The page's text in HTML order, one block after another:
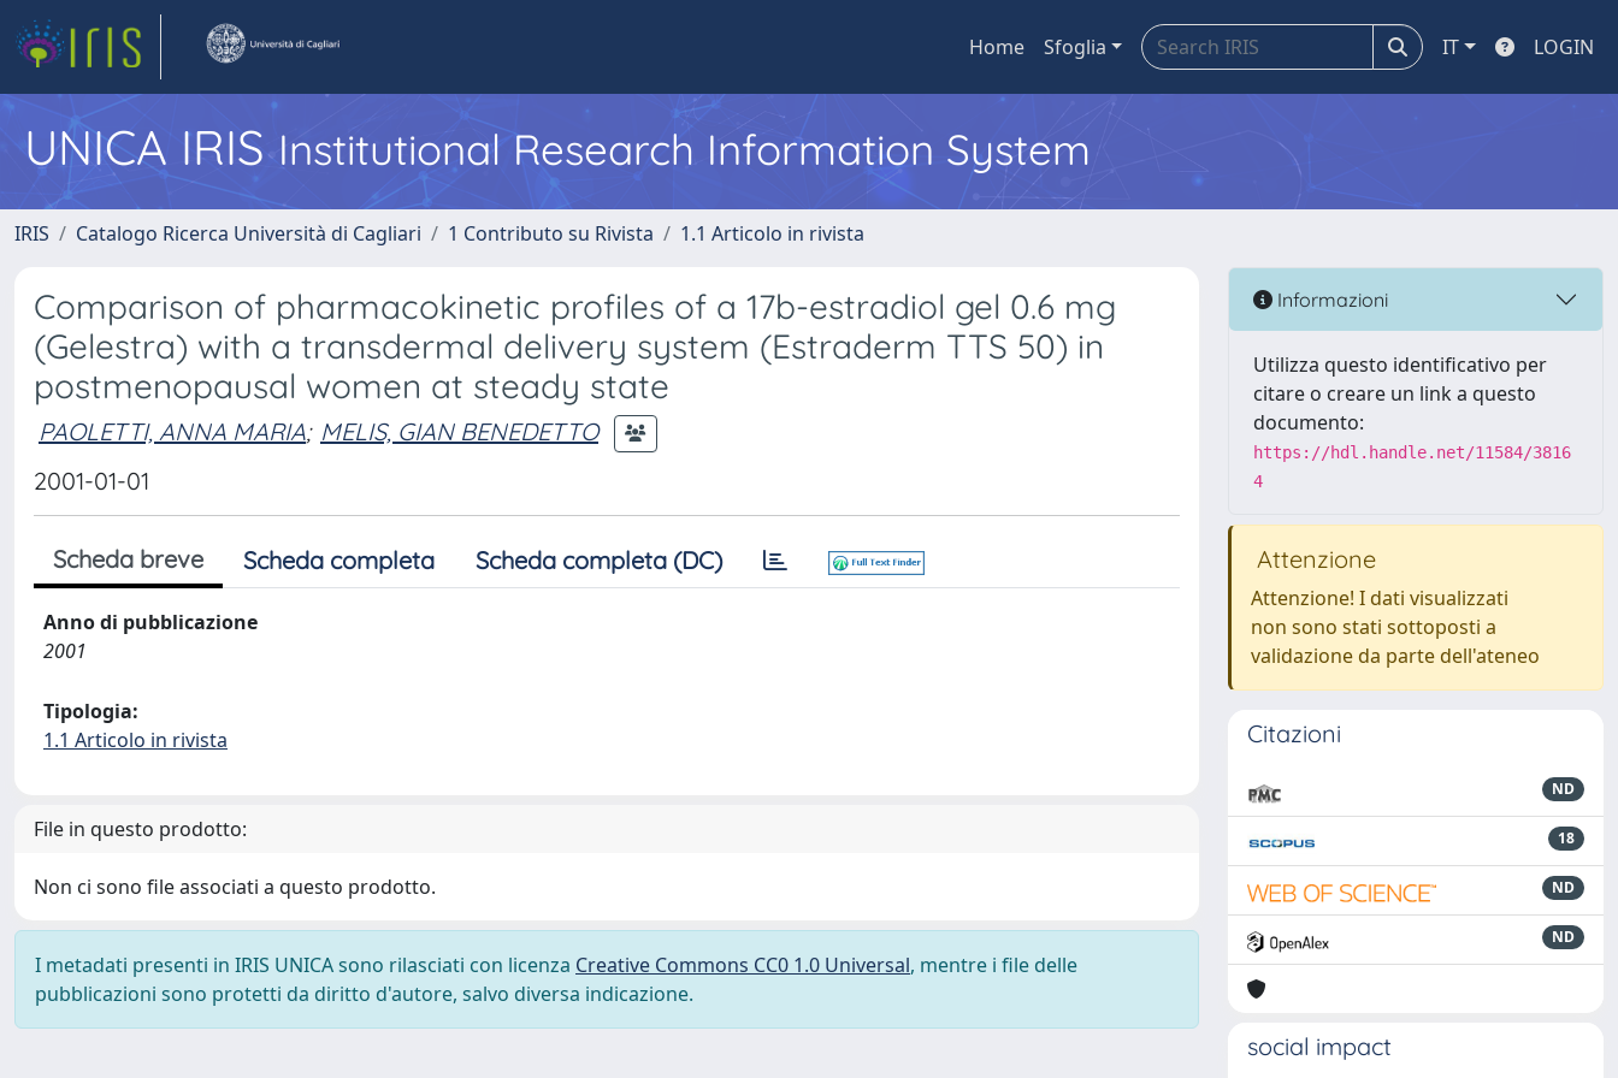
Home Sfoglia IT LOGIN
UNICA IRISInstitutional Research Information System
IRIS Catalogo Ricerca Università di Cagliari 1 Contributo su Rivista 1.1 Articolo in rivista
Comparison of pharmacokinetic profiles of a 17b-estradiol gel 0.6 mg
(Gelestra) with a transdermal delivery system (Estraderm TTS 50) in
postmenopausal women at steady state
PAOLETTI, ANNA MARIA; MELIS, GIAN BENEDETTO
2001-01-01
Scheda breve Scheda completa Scheda completa (DC)
Anno di pubblicazione
2001
Tipologia:
1.1 Articolo in rivista
File in questo prodotto:
Non ci sono file associati a questo prodotto.
I metadati presenti in IRIS UNICA sono rilasciati con licenza Creative Commons CC0 1.0 Universal, mentre i file delle
pubblicazioni sono protetti da diritto d'autore, salvo diversa indicazione.
Informazioni
Utilizza questo identificativo per
citare o creare un link a questo
documento:
https://hdl.handle.net/11584/3816
4
Attenzione
Attenzione! I dati visualizzati
non sono stati sottoposti a
validazione da parte dell'ateneo
Citazioni
ND
18
ND
ND
social impact